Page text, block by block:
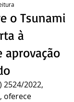
o Tsunami
à
aprovação
2524/2022,
oferece